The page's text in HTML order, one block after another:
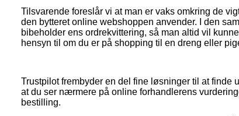
Tilsvarende foreslår vi at man er vaks omkring de
den bytteret online webshoppen anvender. I den
bibeholder ens ordrekvittering, så man altid vil
hensyn til om du er på shopping til en dreng eller
Trustpilot frembyder en del fine løsninger til at finde
at du ser nærmere på online forhandlerens
bestilling.